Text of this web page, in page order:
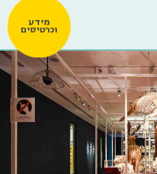
מידע
וכרטיסים